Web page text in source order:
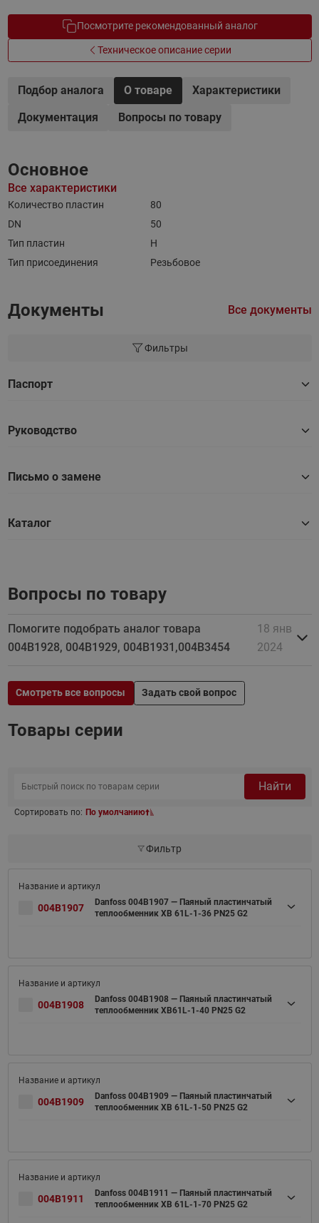
Посмотрите рекомендованный аналог
Техническое описание серии
Подбор аналога О товаре
Характеристики
Документация
Вопросы по товару
Основное
Все характеристики
Количество пластин
80
DN
50
Тип пластин
H
Тип присоединения
Резьбовое
Документы Все документы
Фильтры
Паспорт
Руководство
Письмо о замене
Каталог
Вопросы по товару
Помогите подобрать аналог товара
004B1928, 004B1929, 004B1931,004B3454
18 янв
2024
Смотреть все вопросы Задать свой вопрос
Товары серии
Найти
Сортировать по: По умолчанию
Фильтр
004B1907
Danfoss 004B1907 — Паяный пластинчатый
теплообменник XB 61L-1-36 PN25 G2
004B1908
Danfoss 004B1908 — Паяный пластинчатый
теплообменник XB61L-1-40 PN25 G2
004B1909
Danfoss 004B1909 — Паяный пластинчатый
теплообменник XB 61L-1-50 PN25 G2
004B1911
Danfoss 004B1911 — Паяный пластинчатый
теплообменник XB 61L-1-70 PN25 G2